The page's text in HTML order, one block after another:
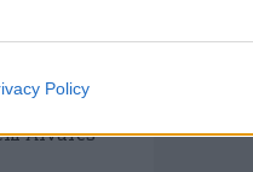
Policy
Alvares